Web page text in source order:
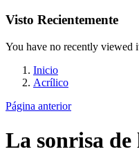
Visto Recientemente
You have no recently viewed
Inicio
Acrílico
Página anterior
La sonrisa